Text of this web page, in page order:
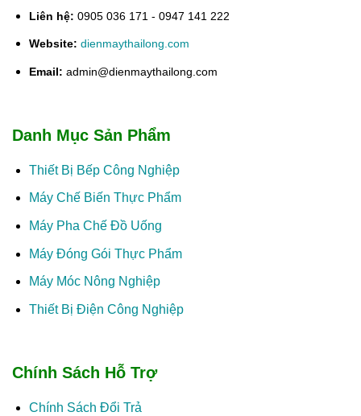
Liên hệ: 0905 036 171 - 0947 141 222
Website: dienmaythailong.com
Email: admin@dienmaythailong.com
Danh Mục Sản Phẩm
Thiết Bị Bếp Công Nghiệp
Máy Chế Biến Thực Phẩm
Máy Pha Chế Đồ Uống
Máy Đóng Gói Thực Phẩm
Máy Móc Nông Nghiệp
Thiết Bị Điện Công Nghiệp
Chính Sách Hỗ Trợ
Chính Sách Đổi Trả